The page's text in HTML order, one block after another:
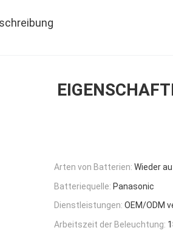
Arten von Batterien: Wieder
Batteriequelle: Panasonic
Dienstleistungen: OEM/ODM
Arbeitszeit der Beleuchtung: